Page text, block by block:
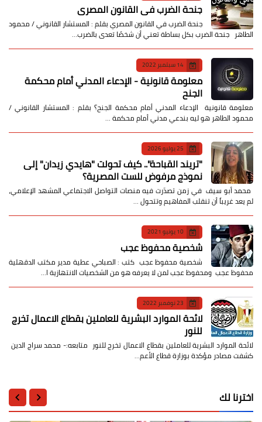
جنحة الضرب في القانون المصري
جنحة الضرب في القانون المصري بقلم : المستشار القانوني / محمود
الطاهر جنحة الضرب بكل بساطة تعني أن شخصًا تعدى بالضرب…
14 سبتمبر 2022
معلومة قانونية - الإدعاء المدني أمام محكمة
الجنح
معلومة قانونية الإدعاء المدني أمام محكمة الجنح؟ بقلم : المستشار القانوني /
محمود الطاهر هو ليه بندعي مدني أمام محكمة …
25 يوليو 2026
​"تريند القباحة".. كيف تحولت "هايدي زيدان" إلى
نموذج مرفوض للست المصرية؟
​ محمد أبو سيف ​في زمن تصدّرت فيه منصات التواصل الاجتماعي المشهد الإعلامي،
لم يعد غريباً أن تنقلب المفاهيم وتتحول …
10 يونيو 2021
شخصية محفوظ عجب
شخصية محفوظ عجب كتب : الصباحي عطية مدير مكتب الدقهلية
محفوظ عجب ومحفوظ عجب لمن لا يعرفه هو من الشخصيات الانتهازية ا…
23 نوفمبر 2022
لائحة الموارد البشرية للعاملين بقطاع الاعمال تخرج
للنور
لائحة الموارد البشرية للعاملين بقطاع الاعمال تخرج للنور متابعه:- محمد سراج الدين
كشفت مصادر مؤكدة بوزارة قطاع الأعم…
اخترنا لك